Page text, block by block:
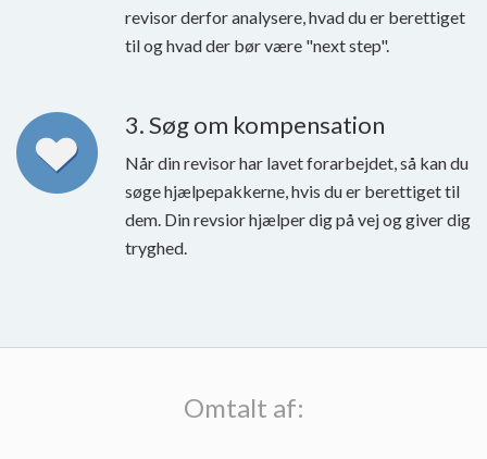
revisor derfor analysere, hvad du er berettiget
til og hvad der bør være "next step".
3. Søg om kompensation
Når din revisor har lavet forarbejdet, så kan du
søge hjælpepakkerne, hvis du er berettiget til
dem. Din revsior hjælper dig på vej og giver dig
tryghed.
Omtalt af: